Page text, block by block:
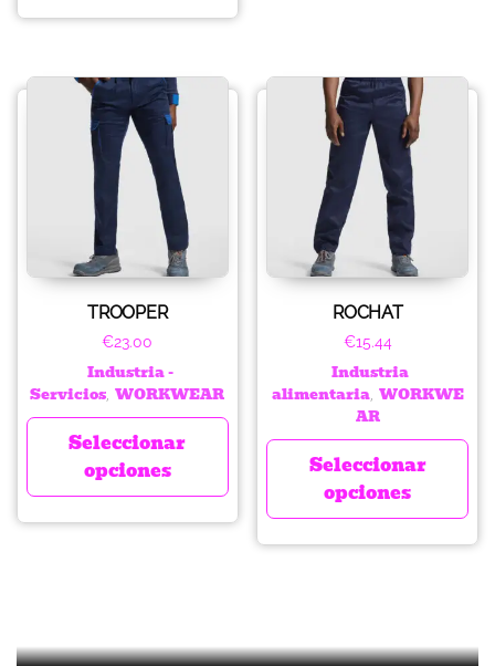
TROOPER
€23.00
Industria -
Servicios, WORKWEAR
Seleccionar
opciones
ROCHAT
€15.44
Industria
alimentaria, WORKWE
AR
Seleccionar
opciones